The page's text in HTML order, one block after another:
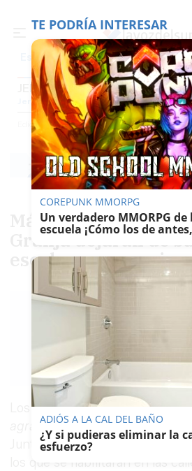
Es noticia Precio luz Padre
JEREZ
JerezProvincia CádizCádizSevillaMálaga
Ediciones Jerez
Más de 300 familias
Granja dejarán de
escaleras en
Los vecinos de los 15 bloques
agraciadoscon la lotería de
Junta para poder instalar
los que se habilitarán en las
TE PODRÍA INTERESAR
COREPUNK MMORPG
Un verdadero MMORPG de
escuela ¡Cómo los de
ADIÓS A LA CAL DEL BAÑO
¿Y si pudieras eliminar la
esfuerzo?